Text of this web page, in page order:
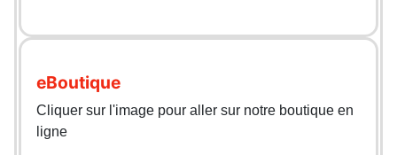
eBoutique
Cliquer sur l'image pour aller sur notre boutique en
ligne